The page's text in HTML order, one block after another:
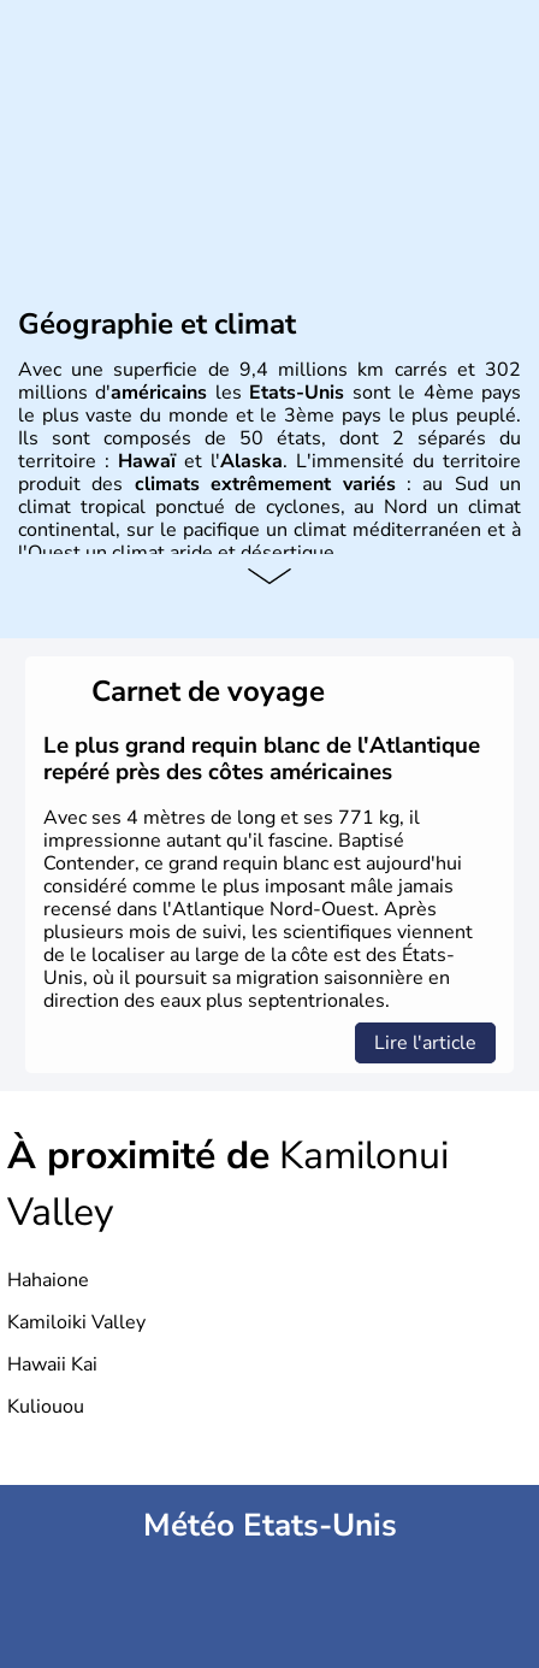
Géographie et climat
Avec une superficie de 9,4 millions km carrés et 302
millions d'américains les Etats-Unis sont le 4ème pays
le plus vaste du monde et le 3ème pays le plus peuplé.
Ils sont composés de 50 états, dont 2 séparés du
territoire : Hawaïet l'Alaska. L'immensité du territoire
produit des climats extrêmement variés: au Sud un
climat tropical ponctué de cyclones, au Nord un climat
continental, sur le pacifique un climat méditerranéen et à
l'Ouest un climat aride et désertique.
Plusieurs populations se sont succédées avant l'arrivée
des européens, suite à la découverte du continent par
Christophe Colomb en 1492. Les 13 colonies
britanniques proclament la Déclaration d'indépendance
en 1776 et adoptent leur première constitution en 1787.
La conquête de l'Ouest marque ensuite l'entrée dans une
phase de développement intense.
Carnet de voyage
Le plus grand requin blanc de l'Atlantique
repéré près des côtes américaines
Avec ses 4 mètres de long et ses 771 kg, il
impressionne autant qu'il fascine. Baptisé
Contender, ce grand requin blanc est aujourd'hui
considéré comme le plus imposant mâle jamais
recensé dans l'Atlantique Nord-Ouest. Après
plusieurs mois de suivi, les scientifiques viennent
de le localiser au large de la côte est des États-
Unis, où il poursuit sa migration saisonnière en
direction des eaux plus septentrionales.
Lire l'article
À proximité de Kamilonui
Valley
Hahaione
Kamiloiki Valley
Hawaii Kai
Kuliouou
Météo Etats-Unis